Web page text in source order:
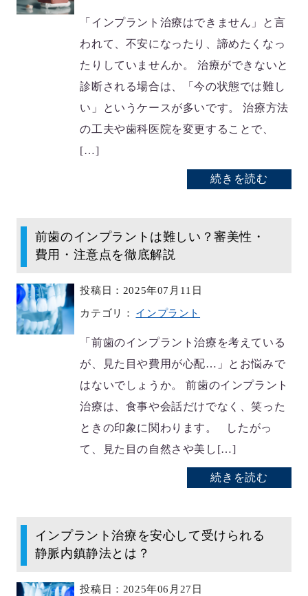
「インプラント治療はできません」と言
われて、不安になったり、諦めたくなっ
たりしていませんか。 治療ができないと
診断される場合は、「今の状態では難し
い」というケースが多いです。 治療方法
の工夫や歯科医院を変更することで、
[…]
続きを読む
前歯のインプラントは難しい？審美性・
費用・注意点を徹底解説
投稿日：2025年07月11日
カテゴリ： インプラント
「前歯のインプラント治療を考えている
が、見た目や費用が心配…」とお悩みで
はないでしょうか。 前歯のインプラント
治療は、食事や会話だけでなく、笑った
ときの印象に関わります。 したがっ
て、見た目の自然さや美し[…]
続きを読む
インプラント治療を安心して受けられる
静脈内鎮静法とは？
投稿日：2025年06月27日